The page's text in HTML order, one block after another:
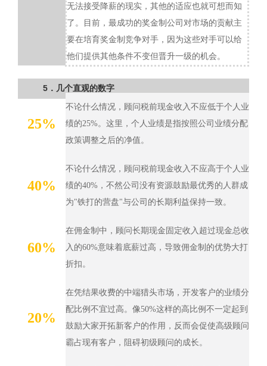
无法接受降薪的现实，其他的适应也就可想而知
了。目前，最成功的奖金制公司对市场的贡献主
要在培育奖金制竞争对手，因为这些对手可以给
他们提供其他条件不变但晋升一级的机会。
5．几个直观的数字
25%
不论什么情况，顾问税前现金收入不应低于个人业
绩的25%。这里，个人业绩是指按照公司业绩分配
政策调整之后的净值。
40%
不论什么情况，顾问税前现金收入不应高于个人业
绩的40%，不然公司没有资源鼓励最优秀的人群成
为"铁打的营盘"与公司的长期利益保持一致。
60%
在佣金制中，顾问长期现金固定收入超过现金总收
入的60%意味着底薪过高，导致佣金制的优势大打
折扣。
20%
在凭结果收费的中端猎头市场，开发客户的业绩分
配比例不宜过高。像50%这样的高比例不一定起到
鼓励大家开拓新客户的作用，反而会促使高级顾问
霸占现有客户，阻碍初级顾问的成长。